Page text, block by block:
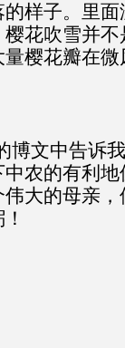
样子。里
花吹雪并
樱花瓣在
博文中告诉
农的有利
大的母亲